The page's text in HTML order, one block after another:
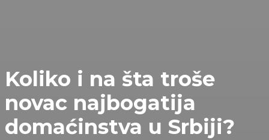
Koliko i na šta troše
novac najbogatija
domaćinstva u Srbiji?